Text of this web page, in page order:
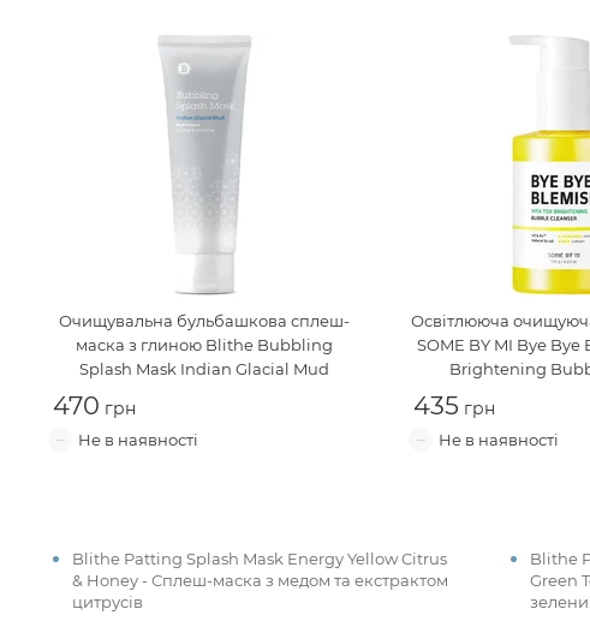
Очищувальна бульбашкова сплеш-
маска з глиною Blithe Bubbling
Splash Mask Indian Glacial Mud
470
Освітлююча
SOME BY MI Bye Bye
Brightening
435
Blithe Patting Splash Mask Energy Yellow Citrus
& Honey - Сплеш-маска з медом та екстрактом
цитрусів
Blithe
Green